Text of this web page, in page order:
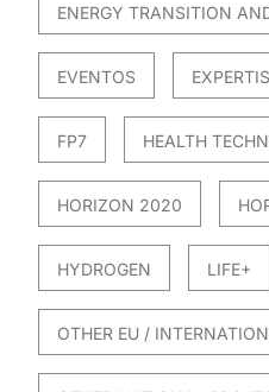
ENERGY TRANSITION
EVENTOS
FP7 HEALTH
HORIZON 2020
HYDROGEN LIFE+
OTHER EU /